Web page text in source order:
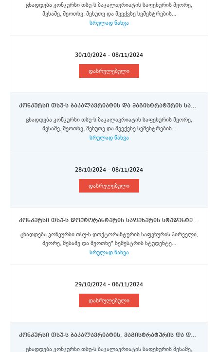
ცხადდება კონკურსი თსუ-ს ბაკალავრიატის საფეხურის მეორე,
მესამე, მეოთხე, მეხუთე და მეექვსე სემესტრების...
სრულად ნახვა
30/10/2024 - 08/11/2024
დასრულებული
კონკურსი თსუ-ს ბაკალავრიატის და მაგისტრატურის საფეხურის სტუდენტებისთვის კლერმონ ოვერნის უნივერსიტეტში ერაზმუს+ პროგრამის სტიპენდიების მოსაპოვებლად
ცხადდება კონკურსი თსუ-ს ბაკალავრიატის საფეხურის მეორე,
მესამე, მეოთხე, მეხუთე და მეექვსე სემესტრების...
სრულად ნახვა
28/10/2024 - 08/11/2024
დასრულებული
კონკურსი თსუ-ს დოქტორანტურის საფეხურის სტუდენტებისთვის სტამბულის ცივილიზაციათა უნივერსიტეტში ერაზმუს+ პროგრამის სტიპენდიების მოსაპოვებლად
ცხადდება კონკურსი თსუ-ს დოქტორანტურის საფეხურის პირველი,
მეორე, მესამე და მეოთხე* სემესტრის სტუდენტე...
სრულად ნახვა
29/10/2024 - 06/11/2024
დასრულებული
კონკურსი თსუ-ს ბაკალავრიატის, მაგისტრატურის და დოქტორანტურის საფეხურის სტუდენტებისთვის სევილიის უნივერსიტეტში ერაზმუს+ პროგრამის სტიპენდიების მოსაპოვებლად!
ცხადდება კონკურსი თსუ-ს ბაკალავრიატის საფეხურის მესამე,